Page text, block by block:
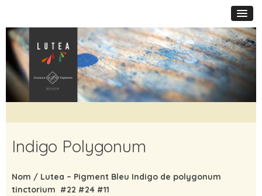
Indigo Polygonum
Nom / Lutea – Pigment Bleu Indigo de polygonum
tinctorium #22 #24 #11